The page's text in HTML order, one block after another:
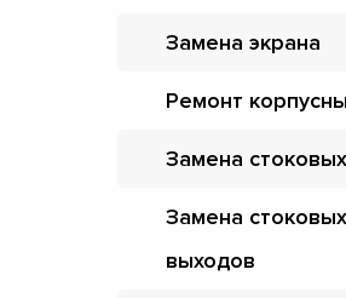
Замена экрана
Ремонт
Замена
Замена
выходов